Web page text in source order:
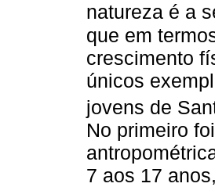
natureza é a
que em
crescimento
únicos
jovens de
No primeiro
7 aos 17